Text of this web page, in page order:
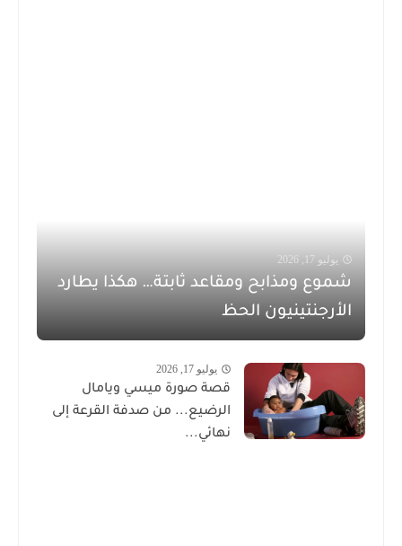
يوليو 17, 2026
شموع ومذابح ومقاعد ثابتة… هكذا يطارد
الأرجنتينيون الحظ
يوليو 17, 2026
قصة صورة ميسي ويامال
الرضيع... من صدفة القرعة إلى
نهائي...